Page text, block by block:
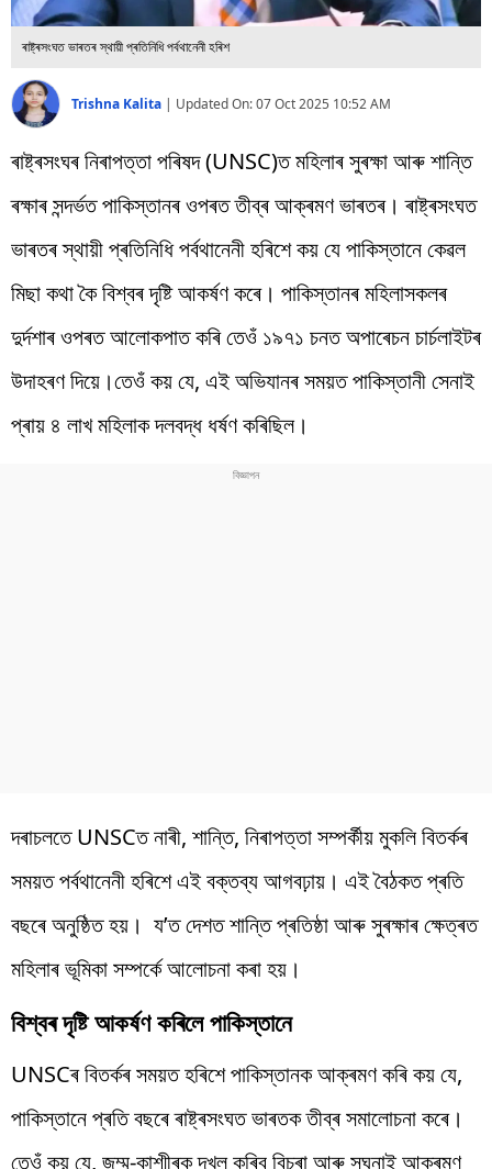
ৰাষ্ট্ৰসংঘত ভাৰতৰ স্থায়ী প্ৰতিনিধি পৰ্বথানেনী হৰিশ
Trishna Kalita | Updated On:07 Oct 2025 10:52 AM
ৰাষ্ট্ৰসংঘৰ নিৰাপত্তা পৰিষদ (UNSC)ত মহিলাৰ সুৰক্ষা আৰু শান্তি
ৰক্ষাৰ সন্দৰ্ভত পাকিস্তানৰ ওপৰত তীব্ৰ আক্ৰমণ ভাৰতৰ। ৰাষ্ট্ৰসংঘত
ভাৰতৰ স্থায়ী প্ৰতিনিধি পৰ্বথানেনী হৰিশে কয় যে পাকিস্তানে কেৱল
মিছা কথা কৈ বিশ্বৰ দৃষ্টি আকৰ্ষণ কৰে। পাকিস্তানৰ মহিলাসকলৰ
দুৰ্দশাৰ ওপৰত আলোকপাত কৰি তেওঁ ১৯৭১ চনত অপাৰেচন চাৰ্চলাইটৰ
উদাহৰণ দিয়ে।তেওঁ কয় যে, এই অভিযানৰ সময়ত পাকিস্তানী সেনাই
প্ৰায় ৪ লাখ মহিলাক দলবদ্ধ ধৰ্ষণ কৰিছিল।
দৰাচলতে UNSCত নাৰী, শান্তি, নিৰাপত্তা সম্পৰ্কীয় মুকলি বিতৰ্কৰ
সময়ত পৰ্বথানেনী হৰিশে এই বক্তব্য আগবঢ়ায়। এই বৈঠকত প্ৰতি
বছৰে অনুষ্ঠিত হয়। য’ত দেশত শান্তি প্ৰতিষ্ঠা আৰু সুৰক্ষাৰ ক্ষেত্ৰত
মহিলাৰ ভূমিকা সম্পৰ্কে আলোচনা কৰা হয়।
বিশ্বৰ দৃষ্টি আকৰ্ষণ কৰিলে পাকিস্তানে
UNSCৰ বিতৰ্কৰ সময়ত হৰিশে পাকিস্তানক আক্ৰমণ কৰি কয় যে,
পাকিস্তানে প্ৰতি বছৰে ৰাষ্ট্ৰসংঘত ভাৰতক তীব্ৰ সমালোচনা কৰে।
তেওঁ কয় যে, জম্মু-কাশ্মীৰক দখল কৰিব বিচৰা আৰু সঘনাই আক্ৰমণ